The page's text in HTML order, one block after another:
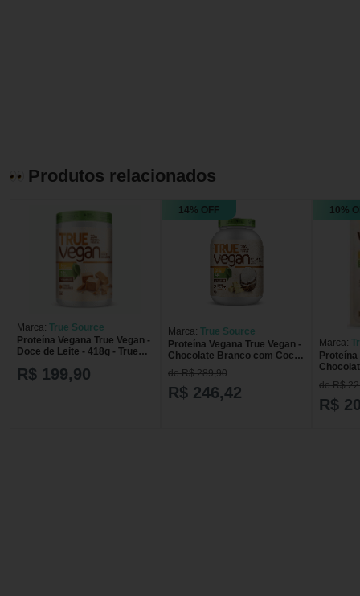
Produtos relacionados
Marca: True Source
Proteína Vegana True Vegan -
Doce de Leite - 418g - True
R$ 199,90
14% OFF
Marca: True Source
Proteína Vegana True Vegan -
Chocolate Branco com Coco
- 837g - True Source
de R$ 289,90
R$ 246,42
10%
Marca:
Source
de R$
R$